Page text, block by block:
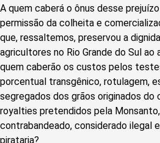
A quem caberá o ônus desse
permissão da colheita e
que, ressaltemos, preservou a
agricultores no Rio Grande do Sul ao
quem caberão os custos pelos
porcentual transgênico, rotulagem,
segregados dos grãos originados do
royalties pretendidos pela
contrabandeado, considerado ilegal
pirataria?